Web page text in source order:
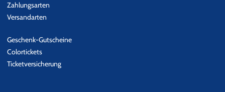
Zahlungsarten
Versandarten
Geschenk-Gutscheine
Colortickets
Ticketversicherung